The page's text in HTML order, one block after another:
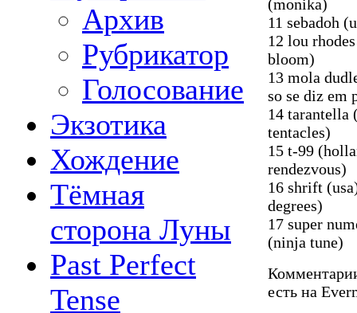
Архив
Рубрикатор
Голосование
Экзотика
Хождение
Тёмная
сторона Луны
Past Perfect
Tense
(monika)
11 sebadoh
12 lou
bloom)
13 mola
so se diz em
14 tarantella
tentacles)
15 t-99
rendezvous)
16 shrift
degrees)
17 super
(ninja tune)
есть на